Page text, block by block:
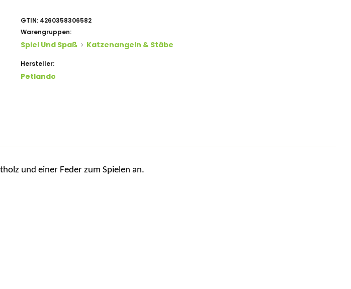
GTIN: 4260358306582
Warengruppen:
Spiel Und Spaß Katzenangeln & Stäbe
Hersteller:
Petlando
und einer Feder zum Spielen an.